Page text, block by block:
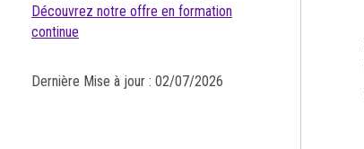
Découvrez notre offre en formation
continue
Dernière Mise à jour : 02/07/2026